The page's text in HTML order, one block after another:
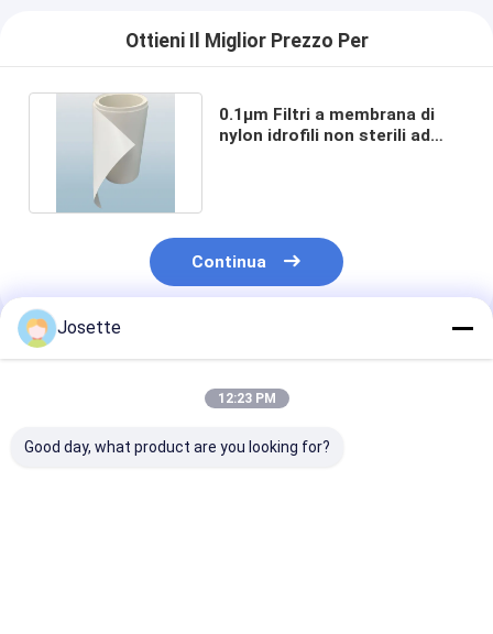
Ottieni Il Miglior Prezzo Per
0.1μm Filtri a membrana di
nylon idrofili non sterili ad
Continua
Prodotti Raccomandati
Josette
12:23 PM
Good day, what product are you looking for?